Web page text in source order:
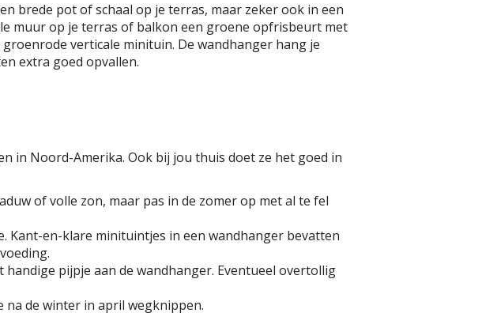
brede pot of schaal op je terras, maar zeker ook in een
muur op je terras of balkon een groene opfrisbeurt met
verticale minituin. De wandhanger hang je
extra goed opvallen.
in Noord-Amerika. Ook bij jou thuis doet ze het goed in
of volle zon, maar pas in de zomer op met al te fel
Kant-en-klare minituintjes in een wandhanger bevatten
pijpje aan de wandhanger. Eventueel overtollig
de winter in april wegknippen.